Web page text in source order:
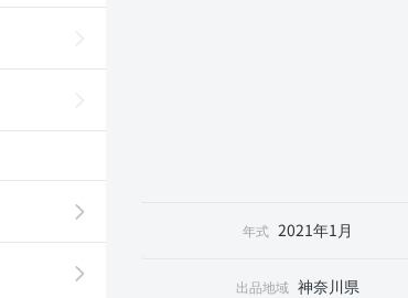
年式 2021年1月
出品地域 神奈川県